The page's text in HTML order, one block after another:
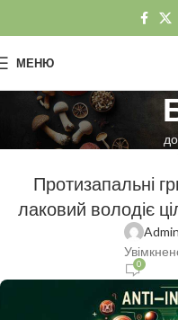
МЕНЮ
Протизапальні
лаковий володіє
Admin
0